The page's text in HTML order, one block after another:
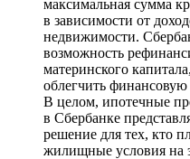
максимальная сумма
в зависимости от
недвижимости.
возможность
материнского
облегчить финансовую
В целом, ипотечные
в Сбербанке
решение для тех, кто
жилищные условия на